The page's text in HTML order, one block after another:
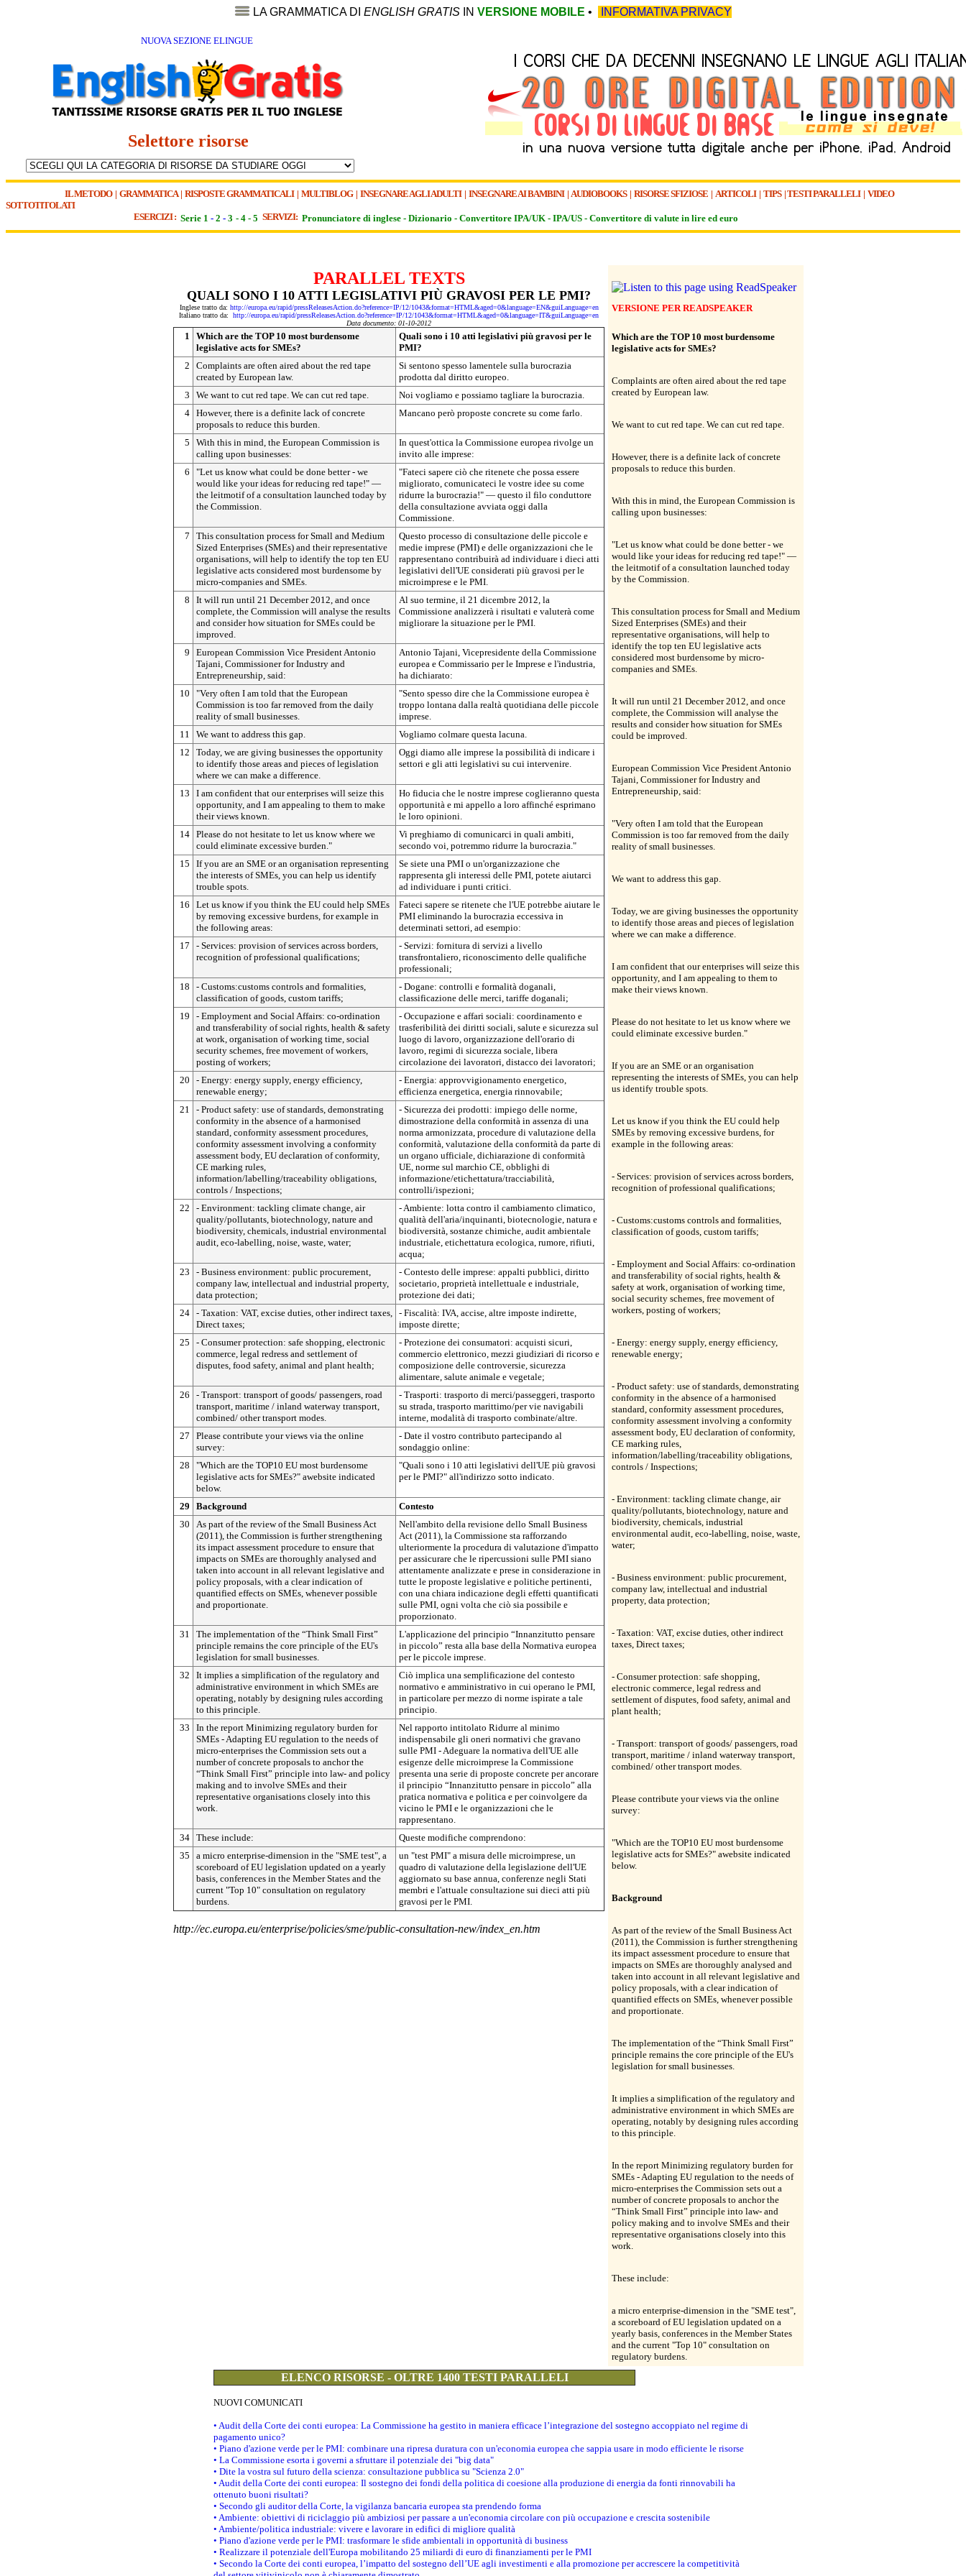
LA GRAMMATICA DI ENGLISH GRATIS IN VERSIONE MOBILE • INFORMATIVA PRIVACY
NUOVA SEZIONE ELINGUE
Selettore risorse
IL METODO| GRAMMATICA| RISPOSTE GRAMMATICALI| MULTIBLOG| INSEGNARE AGLI ADULTI | INSEGNARE AI BAMBINI| AUDIOBOOKS| RISORSE SFIZIOSE | ARTICOLI| TIPS|TESTI PARALLELI| VIDEO
SOTTOTITOLATI
ESERCIZI : Serie 1 - 2 - 3 - 4 - 5 SERVIZI: Pronunciatore di inglese - Dizionario - Convertitore IPA/UK - IPA/US - Convertitore di valute in lire ed euro
PARALLEL TEXTS
QUALI SONO I 10 ATTI LEGISLATIVI PIÙ GRAVOSI PER LE PMI?
Inglese tratto da: http://europa.eu/rapid/pressReleasesAction.do?reference=IP/12/1043&format=HTML&aged=0&language=EN&guiLanguage=en
Italiano tratto da: http://europa.eu/rapid/pressReleasesAction.do?reference=IP/12/1043&format=HTML&aged=0&language=IT&guiLanguage=en
Data documento: 01-10-2012
1
Which are the TOP 10 most burdensome
legislative acts for SMEs?
Quali sono i 10 atti legislativi più gravosi per le
PMI?
2
Complaints are often aired about the red tape
created by European law.
Si sentono spesso lamentele sulla burocrazia
prodotta dal diritto europeo.
3
We want to cut red tape. We can cut red tape.
Noi vogliamo e possiamo tagliare la burocrazia.
4 However, there is a definite lack of concrete
proposals to reduce this burden.
Mancano però proposte concrete su come farlo.
5
With this in mind, the European Commission is
calling upon businesses:
In quest'ottica la Commissione europea rivolge un
invito alle imprese:
6
"Let us know what could be done better - we
would like your ideas for reducing red tape!" —
the leitmotif of a consultation launched today by
the Commission.
"Fateci sapere ciò che ritenete che possa essere
migliorato, comunicateci le vostre idee su come
ridurre la burocrazia!" — questo il filo conduttore
della consultazione avviata oggi dalla
Commissione.
7
This consultation process for Small and Medium
Sized Enterprises (SMEs) and their representative
organisations, will help to identify the top ten EU
legislative acts considered most burdensome by
micro-companies and SMEs.
Questo processo di consultazione delle piccole e
medie imprese (PMI) e delle organizzazioni che le
rappresentano contribuirà ad individuare i dieci atti
legislativi dell'UE considerati più gravosi per le
microimprese e le PMI.
8
It will run until 21 December 2012, and once
complete, the Commission will analyse the results
and consider how situation for SMEs could be
improved.
Al suo termine, il 21 dicembre 2012, la
Commissione analizzerà i risultati e valuterà come
migliorare la situazione per le PMI.
9
European Commission Vice President Antonio
Tajani, Commissioner for Industry and
Entrepreneurship, said:
Antonio Tajani, Vicepresidente della Commissione
europea e Commissario per le Imprese e l'industria,
ha dichiarato:
10
"Very often I am told that the European
Commission is too far removed from the daily
reality of small businesses.
"Sento spesso dire che la Commissione europea è
troppo lontana dalla realtà quotidiana delle piccole
imprese.
11
We want to address this gap.
Vogliamo colmare questa lacuna.
12
Today, we are giving businesses the opportunity
to identify those areas and pieces of legislation
where we can make a difference.
Oggi diamo alle imprese la possibilità di indicare i
settori e gli atti legislativi su cui intervenire.
13
I am confident that our enterprises will seize this
opportunity, and I am appealing to them to make
their views known.
Ho fiducia che le nostre imprese coglieranno questa
opportunità e mi appello a loro affinché esprimano
le loro opinioni.
14 Please do not hesitate to let us know where we
could eliminate excessive burden."
Vi preghiamo di comunicarci in quali ambiti,
secondo voi, potremmo ridurre la burocrazia."
15
If you are an SME or an organisation representing
the interests of SMEs, you can help us identify
trouble spots.
Se siete una PMI o un'organizzazione che
rappresenta gli interessi delle PMI, potete aiutarci
ad individuare i punti critici.
16
Let us know if you think the EU could help SMEs
by removing excessive burdens, for example in
the following areas:
Fateci sapere se ritenete che l'UE potrebbe aiutare le
PMI eliminando la burocrazia eccessiva in
determinati settori, ad esempio:
17
- Services: provision of services across borders,
recognition of professional qualifications;
- Servizi: fornitura di servizi a livello
transfrontaliero, riconoscimento delle qualifiche
professionali;
18
- Customs:customs controls and formalities,
classification of goods, custom tariffs;
- Dogane: controlli e formalità doganali,
classificazione delle merci, tariffe doganali;
19
- Employment and Social Affairs: co-ordination
and transferability of social rights, health & safety
at work, organisation of working time, social
security schemes, free movement of workers,
posting of workers;
- Occupazione e affari sociali: coordinamento e
trasferibilità dei diritti sociali, salute e sicurezza sul
luogo di lavoro, organizzazione dell'orario di
lavoro, regimi di sicurezza sociale, libera
circolazione dei lavoratori, distacco dei lavoratori;
20
- Energy: energy supply, energy efficiency,
renewable energy;
- Energia: approvvigionamento energetico,
efficienza energetica, energia rinnovabile;
21
- Product safety: use of standards, demonstrating
conformity in the absence of a harmonised
standard, conformity assessment procedures,
conformity assessment involving a conformity
assessment body, EU declaration of conformity,
CE marking rules,
information/labelling/traceability obligations,
controls / Inspections;
- Sicurezza dei prodotti: impiego delle norme,
dimostrazione della conformità in assenza di una
norma armonizzata, procedure di valutazione della
conformità, valutazione della conformità da parte di
un organo ufficiale, dichiarazione di conformità
UE, norme sul marchio CE, obblighi di
informazione/etichettatura/tracciabilità,
controlli/ispezioni;
22
- Environment: tackling climate change, air
quality/pollutants, biotechnology, nature and
biodiversity, chemicals, industrial environmental
audit, eco-labelling, noise, waste, water;
- Ambiente: lotta contro il cambiamento climatico,
qualità dell'aria/inquinanti, biotecnologie, natura e
biodiversità, sostanze chimiche, audit ambientale
industriale, etichettatura ecologica, rumore, rifiuti,
acqua;
23
- Business environment: public procurement,
company law, intellectual and industrial property,
data protection;
- Contesto delle imprese: appalti pubblici, diritto
societario, proprietà intellettuale e industriale,
protezione dei dati;
24 - Taxation: VAT, excise duties, other indirect taxes,
Direct taxes;
- Fiscalità: IVA, accise, altre imposte indirette,
imposte dirette;
25
- Consumer protection: safe shopping, electronic
commerce, legal redress and settlement of
disputes, food safety, animal and plant health;
- Protezione dei consumatori: acquisti sicuri,
commercio elettronico, mezzi giudiziari di ricorso e
composizione delle controversie, sicurezza
alimentare, salute animale e vegetale;
26
- Transport: transport of goods/ passengers, road
transport, maritime / inland waterway transport,
combined/ other transport modes.
- Trasporti: trasporto di merci/passeggeri, trasporto
su strada, trasporto marittimo/per vie navigabili
interne, modalità di trasporto combinate/altre.
27
Please contribute your views via the online
survey:
- Date il vostro contributo partecipando al
sondaggio online:
28
"Which are the TOP10 EU most burdensome
legislative acts for SMEs?" awebsite indicated
below.
"Quali sono i 10 atti legislativi dell'UE più gravosi
per le PMI?" all'indirizzo sotto indicato.
29 Background
Contesto
30
As part of the review of the Small Business Act
(2011), the Commission is further strengthening
its impact assessment procedure to ensure that
impacts on SMEs are thoroughly analysed and
taken into account in all relevant legislative and
policy proposals, with a clear indication of
quantified effects on SMEs, whenever possible
and proportionate.
Nell'ambito della revisione dello Small Business
Act (2011), la Commissione sta rafforzando
ulteriormente la procedura di valutazione d'impatto
per assicurare che le ripercussioni sulle PMI siano
attentamente analizzate e prese in considerazione in
tutte le proposte legislative e politiche pertinenti,
con una chiara indicazione degli effetti quantificati
sulle PMI, ogni volta che ciò sia possibile e
proporzionato.
31
The implementation of the “Think Small First”
principle remains the core principle of the EU's
legislation for small businesses.
L'applicazione del principio “Innanzitutto pensare
in piccolo” resta alla base della Normativa europea
per le piccole imprese.
32
It implies a simplification of the regulatory and
administrative environment in which SMEs are
operating, notably by designing rules according
to this principle.
Ciò implica una semplificazione del contesto
normativo e amministrativo in cui operano le PMI,
in particolare per mezzo di norme ispirate a tale
principio.
33
In the report Minimizing regulatory burden for
SMEs - Adapting EU regulation to the needs of
micro-enterprises the Commission sets out a
number of concrete proposals to anchor the
“Think Small First” principle into law- and policy
making and to involve SMEs and their
representative organisations closely into this
work.
Nel rapporto intitolato Ridurre al minimo
indispensabile gli oneri normativi che gravano
sulle PMI - Adeguare la normativa dell'UE alle
esigenze delle microimprese la Commissione
presenta una serie di proposte concrete per ancorare
il principio “Innanzitutto pensare in piccolo” alla
pratica normativa e politica e per coinvolgere da
vicino le PMI e le organizzazioni che le
rappresentano.
34 These include:
Queste modifiche comprendono:
35
a micro enterprise-dimension in the "SME test", a
scoreboard of EU legislation updated on a yearly
basis, conferences in the Member States and the
current "Top 10" consultation on regulatory
burdens.
un "test PMI" a misura delle microimprese, un
quadro di valutazione della legislazione dell'UE
aggiornato su base annua, conferenze negli Stati
membri e l'attuale consultazione sui dieci atti più
gravosi per le PMI.
http://ec.europa.eu/enterprise/policies/sme/public-consultation-new/index_en.htm
VERSIONE PERREADSPEAKER
Which are the TOP 10 most burdensome
legislative acts for SMEs?
Complaints are often aired about the red tape
created by European law.
We want to cut red tape. We can cut red tape.
However, there is a definite lack of concrete
proposals to reduce this burden.
With this in mind, the European Commission is
calling upon businesses:
"Let us know what could be done better - we
would like your ideas for reducing red tape!" —
the leitmotif of a consultation launched today
by the Commission.
This consultation process for Small and Medium
Sized Enterprises (SMEs) and their
representative organisations, will help to
identify the top ten EU legislative acts
considered most burdensome by micro-
companies and SMEs.
It will run until 21 December 2012, and once
complete, the Commission will analyse the
results and consider how situation for SMEs
could be improved.
European Commission Vice President Antonio
Tajani, Commissioner for Industry and
Entrepreneurship, said:
"Very often I am told that the European
Commission is too far removed from the daily
reality of small businesses.
We want to address this gap.
Today, we are giving businesses the opportunity
to identify those areas and pieces of legislation
where we can make a difference.
I am confident that our enterprises will seize this
opportunity, and I am appealing to them to
make their views known.
Please do not hesitate to let us know where we
could eliminate excessive burden."
If you are an SME or an organisation
representing the interests of SMEs, you can help
us identify trouble spots.
Let us know if you think the EU could help
SMEs by removing excessive burdens, for
example in the following areas:
- Services: provision of services across borders,
recognition of professional qualifications;
- Customs:customs controls and formalities,
classification of goods, custom tariffs;
- Employment and Social Affairs: co-ordination
and transferability of social rights, health &
safety at work, organisation of working time,
social security schemes, free movement of
workers, posting of workers;
- Energy: energy supply, energy efficiency,
renewable energy;
- Product safety: use of standards, demonstrating
conformity in the absence of a harmonised
standard, conformity assessment procedures,
conformity assessment involving a conformity
assessment body, EU declaration of conformity,
CE marking rules,
information/labelling/traceability obligations,
controls / Inspections;
- Environment: tackling climate change, air
quality/pollutants, biotechnology, nature and
biodiversity, chemicals, industrial
environmental audit, eco-labelling, noise, waste,
water;
- Business environment: public procurement,
company law, intellectual and industrial
property, data protection;
- Taxation: VAT, excise duties, other indirect
taxes, Direct taxes;
- Consumer protection: safe shopping,
electronic commerce, legal redress and
settlement of disputes, food safety, animal and
plant health;
- Transport: transport of goods/ passengers, road
transport, maritime / inland waterway transport,
combined/ other transport modes.
Please contribute your views via the online
survey:
"Which are the TOP10 EU most burdensome
legislative acts for SMEs?" awebsite indicated
below.
Background
As part of the review of the Small Business Act
(2011), the Commission is further strengthening
its impact assessment procedure to ensure that
impacts on SMEs are thoroughly analysed and
taken into account in all relevant legislative and
policy proposals, with a clear indication of
quantified effects on SMEs, whenever possible
and proportionate.
The implementation of the “Think Small First”
principle remains the core principle of the EU's
legislation for small businesses.
It implies a simplification of the regulatory and
administrative environment in which SMEs are
operating, notably by designing rules according
to this principle.
In the report Minimizing regulatory burden for
SMEs - Adapting EU regulation to the needs of
micro-enterprises the Commission sets out a
number of concrete proposals to anchor the
“Think Small First” principle into law- and
policy making and to involve SMEs and their
representative organisations closely into this
work.
These include:
a micro enterprise-dimension in the "SME test",
a scoreboard of EU legislation updated on a
yearly basis, conferences in the Member States
and the current "Top 10" consultation on
regulatory burdens.
ELENCO RISORSE - OLTRE 1400 TESTI PARALLELI
NUOVI COMUNICATI
• Audit della Corte dei conti europea: La Commissione ha gestito in maniera efficace l’integrazione del sostegno accoppiato nel regime di
pagamento unico?
• Piano d'azione verde per le PMI: combinare una ripresa duratura con un'economia europea che sappia usare in modo efficiente le risorse
• La Commissione esorta i governi a sfruttare il potenziale dei "big data"
• Dite la vostra sul futuro della scienza: consultazione pubblica su "Scienza 2.0"
• Audit della Corte dei conti europea: Il sostegno dei fondi della politica di coesione alla produzione di energia da fonti rinnovabili ha
ottenuto buoni risultati?
• Secondo gli auditor della Corte, la vigilanza bancaria europea sta prendendo forma
• Ambiente: obiettivi di riciclaggio più ambiziosi per passare a un'economia circolare con più occupazione e crescita sostenibile
• Ambiente/politica industriale: vivere e lavorare in edifici di migliore qualità
• Piano d'azione verde per le PMI: trasformare le sfide ambientali in opportunità di business
• Realizzare il potenziale dell'Europa mobilitando 25 miliardi di euro di finanziamenti per le PMI
• Secondo la Corte dei conti europea, l’impatto del sostegno dell’UE agli investimenti e alla promozione per accrescere la competitività